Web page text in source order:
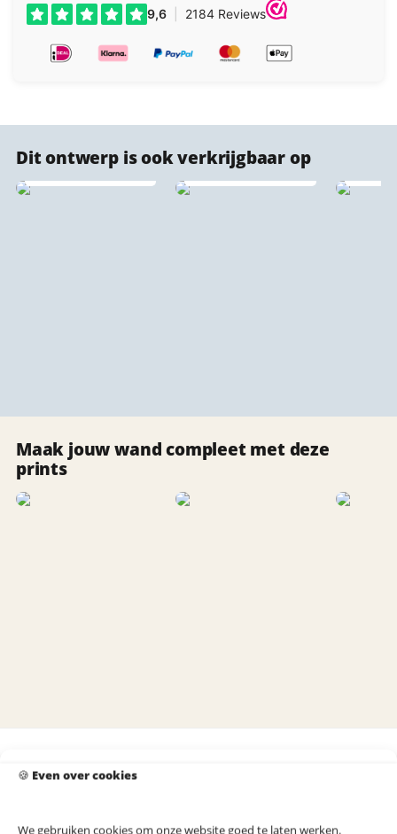
🍪 Even over cookies
We gebruiken cookies om onze website goed te laten werken.
Dit ontwerp is ook verkrijgbaar op
Geroest metaal —
Cortenstaal
PET Vilt Stadsprint 🔇
Maak jouw wand compleet met deze
prints
Product beoordeling